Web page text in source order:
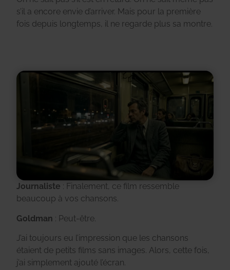
s’il a encore envie d’arriver. Mais pour la première
fois depuis longtemps, il ne regarde plus sa montre.
Journaliste : Finalement, ce film ressemble
beaucoup à vos chansons.
Goldman : Peut-être.
J’ai toujours eu l’impression que les chansons
étaient de petits films sans images. Alors, cette fois,
j’ai simplement ajouté l’écran.